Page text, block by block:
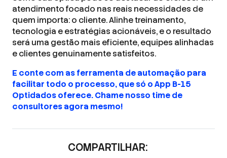
atendimento focado nas reais necessidades de
quem importa: o cliente. Alinhe treinamento,
tecnologia e estratégias acionáveis, e o resultado
será uma gestão mais eficiente, equipes alinhadas
e clientes genuinamente satisfeitos.
E conte com as ferramenta de automação para
facilitar todo o processo, que só o App B-15
Optidados oferece. Chame nosso time de
consultores agora mesmo!
COMPARTILHAR: